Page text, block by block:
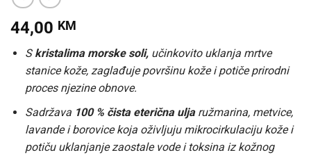
44,00 KM
Skristalima morske soli, učinkovito uklanja mrtve
stanice kože, zaglađuje površinu kože i potiče prirodni
proces njezine obnove.
Sadržava 100 % čista eterična ulja ružmarina, metvice,
lavande i borovice koja oživljuju mikrocirkulaciju kože i
potiču uklanjanje zaostale vode i toksina iz kožnog